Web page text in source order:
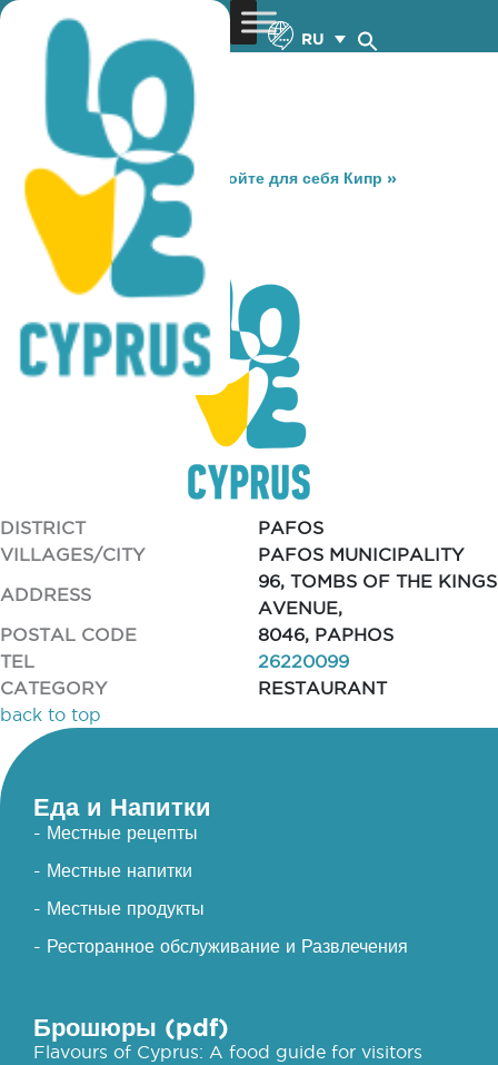
RU
You are here: Home »Откройте для себя Кипр »
Gastronomy
» OLIVETIO
OLIVETIO
DISTRICT
PAFOS
VILLAGES/CITY
PAFOS MUNICIPALITY
ADDRESS
96, TOMBS OF THE KINGS
AVENUE,
POSTAL CODE
8046, PAPHOS
TEL
26220099
CATEGORY
RESTAURANT
back to top
Еда и Напитки
- Местные рецепты
- Местные напитки
- Местные продукты
- Ресторанное обслуживание и Развлечения
Брошюры (pdf)
Flavours of Cyprus: A food guide for visitors